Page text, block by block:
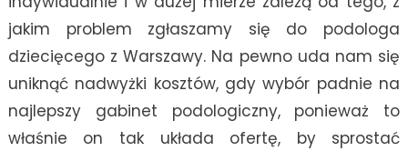
jakim problem zgłaszamy się do podologa
dziecięcego z Warszawy. Na pewno uda nam się
uniknąć nadwyżki kosztów, gdy wybór padnie na
najlepszy gabinet podologiczny, ponieważ to
właśnie on tak układa ofertę, by sprostać